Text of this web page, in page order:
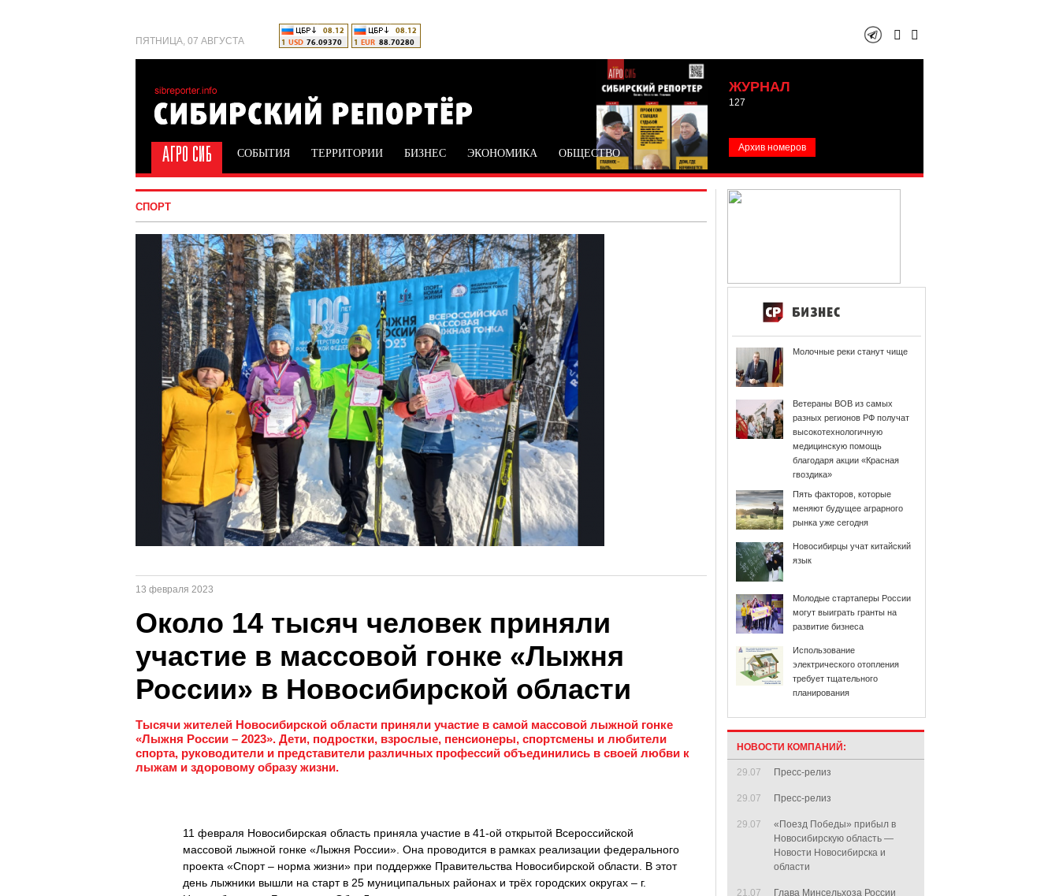
ПЯТНИЦА, 07 АВГУСТА
ЖУРНАЛ
127
Архив номеров
СОБЫТИЯ ТЕРРИТОРИИ БИЗНЕС ЭКОНОМИКА ОБЩЕСТВО
СПОРТ
13 февраля 2023
Около 14 тысяч человек приняли
участие в массовой гонке «Лыжня
России» в Новосибирской области
Тысячи жителей Новосибирской области приняли участие в самой массовой лыжной гонке
«Лыжня России – 2023». Дети, подростки, взрослые, пенсионеры, спортсмены и любители
спорта, руководители и представители различных профессий объединились в своей любви к
лыжам и здоровому образу жизни.
11 февраля Новосибирская область приняла участие в 41-ой открытой Всероссийской
массовой лыжной гонке «Лыжня России». Она проводится в рамках реализации федерального
проекта «Спорт – норма жизни» при поддержке Правительства Новосибирской области. В этот
день лыжники вышли на старт в 25 муниципальных районах и трёх городских округах – г.
Молочные реки станут чище
Ветераны ВОВ из самых
разных регионов РФ получат
высокотехнологичную
медицинскую помощь
благодаря акции «Красная
гвоздика»
Пять факторов, которые
меняют будущее аграрного
рынка уже сегодня
Новосибирцы учат китайский
язык
Молодые стартаперы России
могут выиграть гранты на
развитие бизнеса
Использование
электрического отопления
требует тщательного
планирования
НОВОСТИ КОМПАНИЙ:
29.07 Пресс-релиз
29.07 Пресс-релиз
29.07
«Поезд Победы» прибыл в
Новосибирскую область —
Новости Новосибирска и
области
21.07
Глава Минсельхоза России